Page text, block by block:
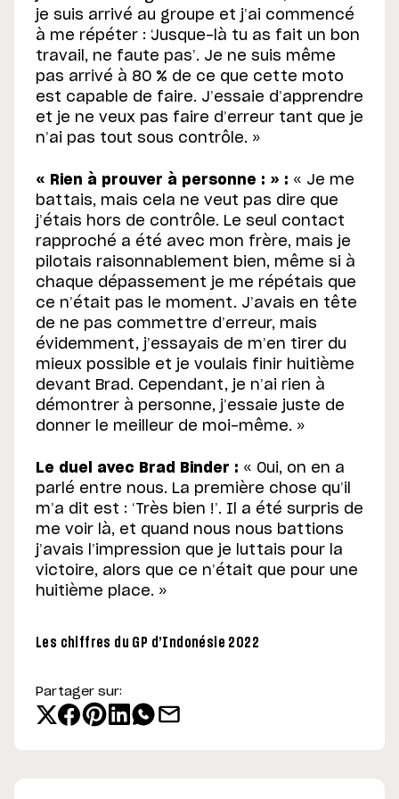
je suis arrivé au groupe et j’ai commencé
à me répéter : ‘Jusque-là tu as fait un bon
travail, ne faute pas’. Je ne suis même
pas arrivé à 80 % de ce que cette moto
est capable de faire. J’essaie d’apprendre
et je ne veux pas faire d’erreur tant que je
n’ai pas tout sous contrôle. »
« Rien à prouver à personne : » : « Je me
battais, mais cela ne veut pas dire que
j’étais hors de contrôle. Le seul contact
rapproché a été avec mon frère, mais je
pilotais raisonnablement bien, même si à
chaque dépassement je me répétais que
ce n’était pas le moment. J’avais en tête
de ne pas commettre d’erreur, mais
évidemment, j’essayais de m’en tirer du
mieux possible et je voulais finir huitième
devant Brad. Cependant, je n’ai rien à
démontrer à personne, j’essaie juste de
donner le meilleur de moi-même. »
Le duel avec Brad Binder : « Oui, on en a
parlé entre nous. La première chose qu’il
m’a dit est : ‘Très bien !’. Il a été surpris de
me voir là, et quand nous nous battions
j’avais l’impression que je luttais pour la
victoire, alors que ce n’était que pour une
huitième place. »
Les chiffres du GP d’Indonésie 2022
Partager sur: